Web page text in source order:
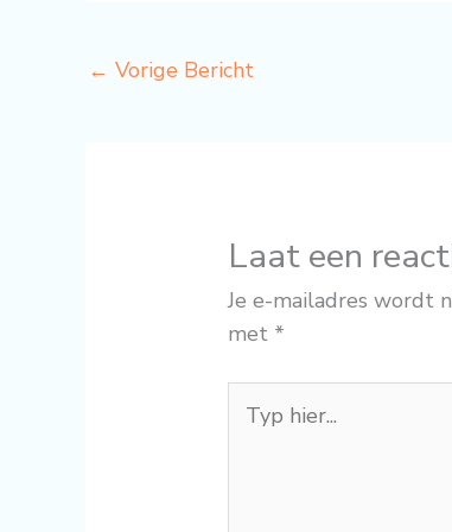
← Vorige Bericht
Laat een
Je e-mailadres wordt
met *
hier...